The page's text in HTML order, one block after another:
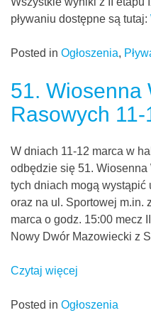
pływaniu dostępne są tutaj:
Posted in Ogłoszenia,
51. Wiosenna
Rasowych
W dniach 11-12 marca w
odbędzie się 51.
tych dniach mogą
oraz na ul. Sportowej m.in.
marca o godz. 15:00 mecz
Nowy Dwór Mazowiecki z
Czytaj więcej
Posted in Ogłoszenia